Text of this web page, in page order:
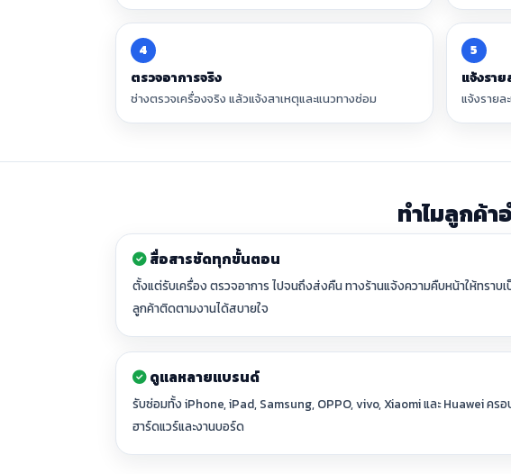
4
ตรวจอาการจริง
ช่างตรวจเครื่องจริง แล้วแจ้งสาเหตุและแนวทางซ่อม
5
แจ้งราย
แจ้งรายล
ทำไมลูกค้า
สื่อสารชัดทุกขั้นตอน
ตั้งแต่รับเครื่อง ตรวจอาการ ไปจนถึงส่งคืน ทางร้านแจ้งความคืบหน้าให้ทราบเ
ลูกค้าติดตามงานได้สบายใจ
ดูแลหลายแบรนด์
รับซ่อมทั้ง iPhone, iPad, Samsung, OPPO, vivo, Xiaomi และ Huawei คร
ฮาร์ดแวร์และงานบอร์ด